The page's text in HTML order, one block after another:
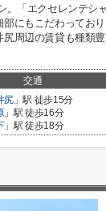
。「エクセレンテ
にもこだわってお
周辺の賃貸も種類
交通
尻」駅 徒歩15分
」駅 徒歩16分
」駅 徒歩18分